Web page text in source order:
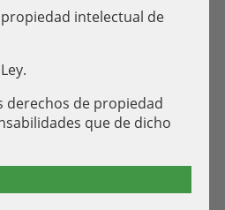
intelectual de
derechos de propiedad
que de dicho